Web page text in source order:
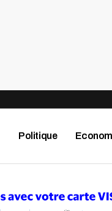
Politique